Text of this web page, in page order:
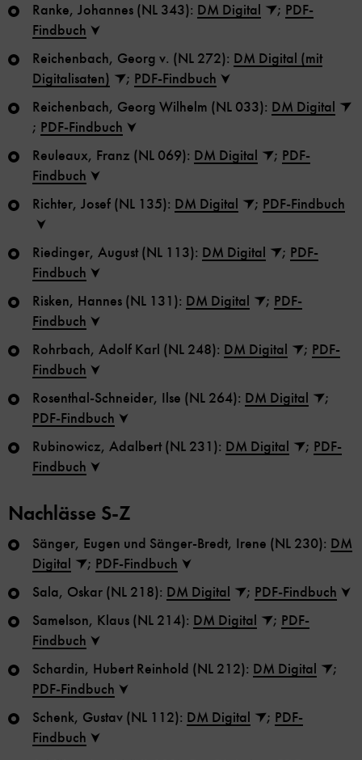
Ranke, Johannes (NL 343): DM Digital ; PDF-
Findbuch
Reichenbach, Georg v. (NL 272): DM Digital (mit
Digitalisaten)
; PDF-Findbuch
Reichenbach, Georg Wilhelm (NL 033): DM Digital
; PDF-Findbuch
Reuleaux, Franz (NL 069): DM Digital ; PDF-
Findbuch
Richter, Josef (NL 135): DM Digital ; PDF-Findbuch
Riedinger, August (NL 113): DM Digital ; PDF-
Findbuch
Risken, Hannes (NL 131): DM Digital ; PDF-
Findbuch
Rohrbach, Adolf Karl (NL 248): DM Digital ; PDF-
Findbuch
Rosenthal-Schneider, Ilse (NL 264): DM Digital
;
PDF-Findbuch
Rubinowicz, Adalbert (NL 231): DM Digital ; PDF-
Findbuch
Nachlässe S-Z
Sänger, Eugen und Sänger-Bredt, Irene (NL 230): DM
Digital
; PDF-Findbuch
Sala, Oskar (NL 218): DM Digital ; PDF-Findbuch
Samelson, Klaus (NL 214): DM Digital ; PDF-
Findbuch
Schardin, Hubert Reinhold (NL 212): DM Digital
;
PDF-Findbuch
Schenk, Gustav (NL 112): DM Digital ; PDF-
Findbuch